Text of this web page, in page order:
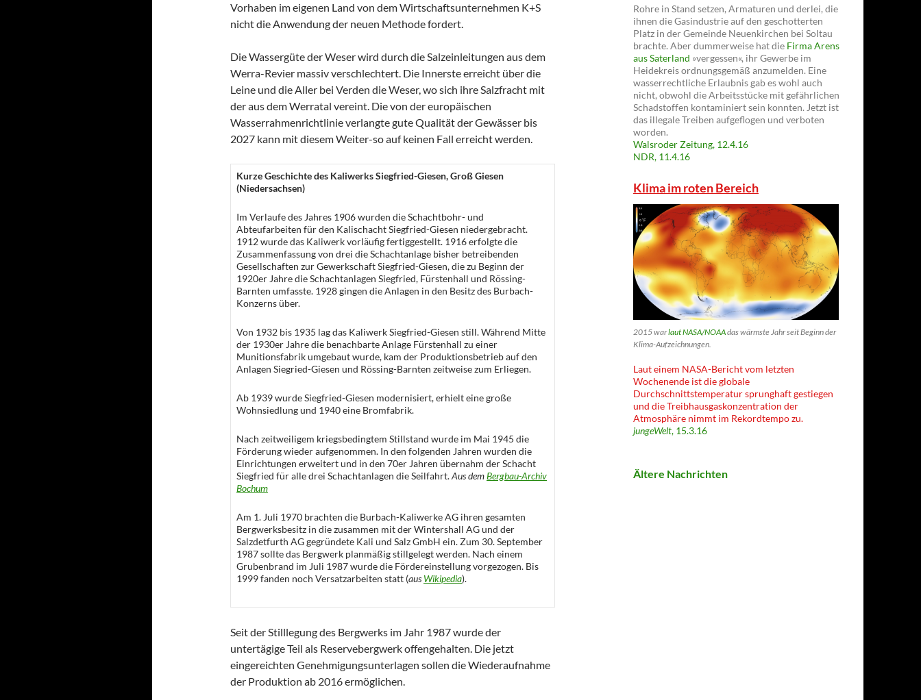
Vorhaben im eigenen Land von dem Wirtschaftsunternehmen K+S
nicht die Anwendung der neuen Methode fordert.
Die Wassergüte der Weser wird durch die Salzeinleitungen aus dem
Werra-Revier massiv verschlechtert. Die Innerste erreicht über die
Leine und die Aller bei Verden die Weser, wo sich ihre Salzfracht mit
der aus dem Werratal vereint. Die von der europäischen
Wasserrahmenrichtlinie verlangte gute Qualität der Gewässer bis
2027 kann mit diesem Weiter-so auf keinen Fall erreicht werden.
Kurze Geschichte des Kaliwerks Siegfried-Giesen, Groß Giesen
(Niedersachsen)
Im Verlaufe des Jahres 1906 wurden die Schachtbohr- und
Abteufarbeiten für den Kalischacht Siegfried-Giesen niedergebracht.
1912 wurde das Kaliwerk vorläufig fertiggestellt. 1916 erfolgte die
Zusammenfassung von drei die Schachtanlage bisher betreibenden
Gesellschaften zur Gewerkschaft Siegfried-Giesen, die zu Beginn der
1920er Jahre die Schachtanlagen Siegfried, Fürstenhall und Rössing-
Barnten umfasste. 1928 gingen die Anlagen in den Besitz des Burbach-
Konzerns über.
Von 1932 bis 1935 lag das Kaliwerk Siegfried-Giesen still. Während Mitte
der 1930er Jahre die benachbarte Anlage Fürstenhall zu einer
Munitionsfabrik umgebaut wurde, kam der Produktionsbetrieb auf den
Anlagen Siegried-Giesen und Rössing-Barnten zeitweise zum Erliegen.
Ab 1939 wurde Siegfried-Giesen modernisiert, erhielt eine große
Wohnsiedlung und 1940 eine Bromfabrik.
Nach zeitweiligem kriegsbedingtem Stillstand wurde im Mai 1945 die
Förderung wieder aufgenommen. In den folgenden Jahren wurden die
Einrichtungen erweitert und in den 70er Jahren übernahm der Schacht
Siegfried für alle drei Schachtanlagen die Seilfahrt.Aus demBergbau-Archiv
Bochum
Am 1. Juli 1970 brachten die Burbach-Kaliwerke AG ihren gesamten
Bergwerksbesitz in die zusammen mit der Wintershall AG und der
Salzdetfurth AG gegründete Kali und Salz GmbH ein. Zum 30. September
1987 sollte das Bergwerk planmäßig stillgelegt werden. Nach einem
Grubenbrand im Juli 1987 wurde die Fördereinstellung vorgezogen. Bis
1999 fanden noch Versatzarbeiten statt (aus Wikipedia).
Seit der Stilllegung des Bergwerks im Jahr 1987 wurde der
untertägige Teil als Reservebergwerk offengehalten. Die jetzt
eingereichten Genehmigungsunterlagen sollen die Wiederaufnahme
der Produktion ab 2016 ermöglichen.
Rohre in Stand setzen, Armaturen und derlei, die
ihnen die Gasindustrie auf den geschotterten
Platz in der Gemeinde Neuenkirchen bei Soltau
brachte. Aber dummerweise hat die Firma Arens
aus Saterland »vergessen«, ihr Gewerbe im
Heidekreis ordnungsgemäß anzumelden. Eine
wasserrechtliche Erlaubnis gab es wohl auch
nicht, obwohl die Arbeitsstücke mit gefährlichen
Schadstoffen kontaminiert sein konnten. Jetzt ist
das illegale Treiben aufgeflogen und verboten
worden.
Walsroder Zeitung, 12.4.16
NDR, 11.4.16
Klima im roten Bereich
2015 warlaut NASA/NOAAdas wärmste Jahr seit Beginn der
Klima-Aufzeichnungen.
Laut einem NASA-Bericht vom letzten
Wochenende ist die globale
Durchschnittstemperatur sprunghaft gestiegen
und die Treibhausgaskonzentration der
Atmosphäre nimmt im Rekordtempo zu.
jungeWelt, 15.3.16
Ältere Nachrichten